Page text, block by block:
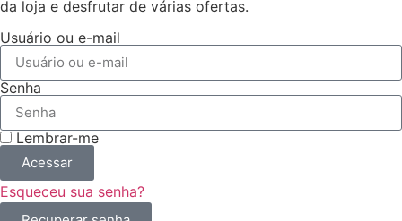
da loja e desfrutar de várias ofertas.
Usuário ou e-mail
Senha
Lembrar-me
Acessar
Esqueceu sua senha?